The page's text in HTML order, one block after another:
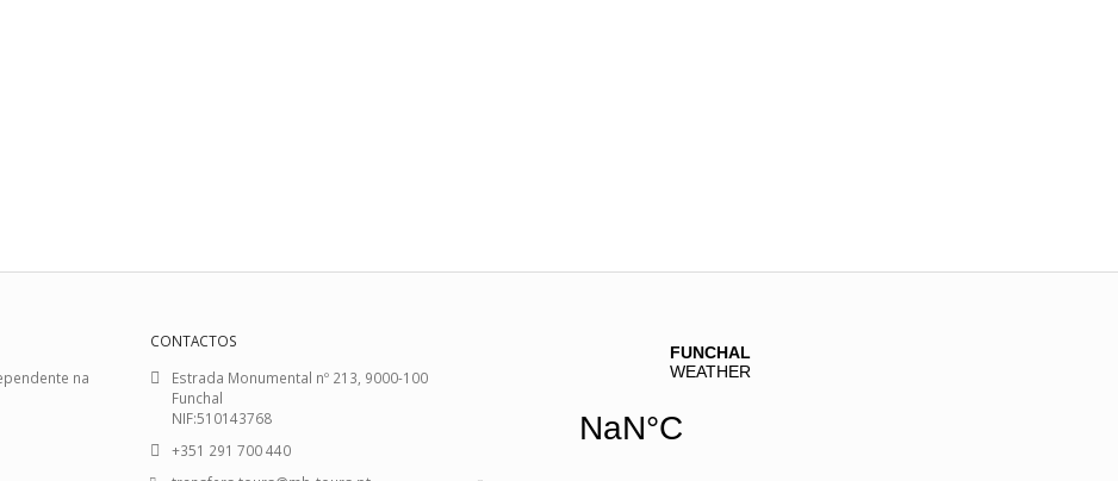
na
CONTACTOS
Estrada Monumental nº 213, 9000-100
Funchal
NIF:510143768
+351 291 700 440